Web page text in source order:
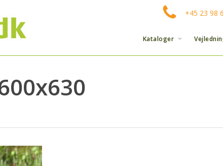
+45 23 98
Kataloger